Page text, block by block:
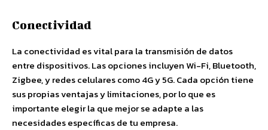
Conectividad
La conectividad es vital para la transmisión de datos
entre dispositivos. Las opciones incluyen Wi-Fi, Bluetooth,
Zigbee, y redes celulares como 4G y 5G. Cada opción tiene
sus propias ventajas y limitaciones, por lo que es
importante elegir la que mejor se adapte a las
necesidades específicas de tu empresa.